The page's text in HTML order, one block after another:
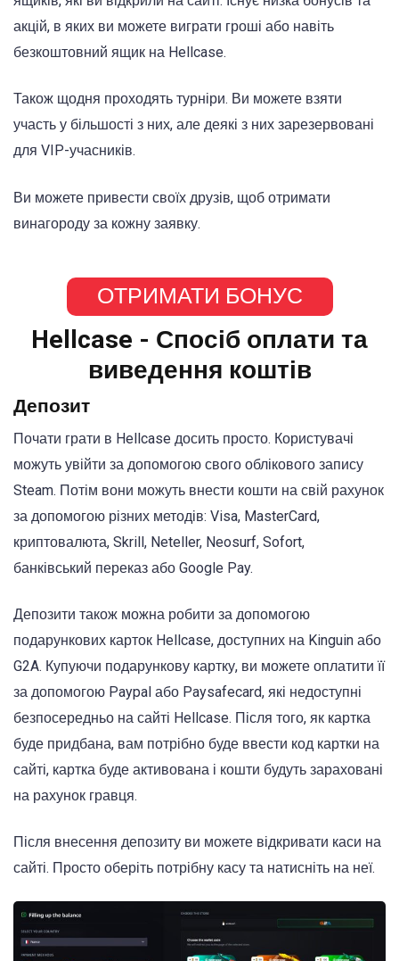
акцій, в яких ви можете виграти гроші або навіть
безкоштовний ящик на Hellcase.
Також щодня проходять турніри. Ви можете взяти
участь у більшості з них, але деякі з них зарезервовані
для VIP-учасників.
Ви можете привести своїх друзів, щоб отримати
винагороду за кожну заявку.
ОТРИМАТИ БОНУС
Hellcase - Спосіб оплати та
виведення коштів
Депозит
Почати грати в Hellcase досить просто. Користувачі
можуть увійти за допомогою свого облікового запису
Steam. Потім вони можуть внести кошти на свій рахунок
за допомогою різних методів: Visa, MasterCard,
криптовалюта, Skrill, Neteller, Neosurf, Sofort,
банківський переказ або Google Pay.
Депозити також можна робити за допомогою
подарункових карток Hellcase, доступних на Kinguin або
G2A. Купуючи подарункову картку, ви можете оплатити її
за допомогою Paypal або Paysafecard, які недоступні
безпосередньо на сайті Hellcase. Після того, як картка
буде придбана, вам потрібно буде ввести код картки на
сайті, картка буде активована і кошти будуть зараховані
на рахунок гравця.
Після внесення депозиту ви можете відкривати каси на
сайті. Просто оберіть потрібну касу та натисніть на неї.